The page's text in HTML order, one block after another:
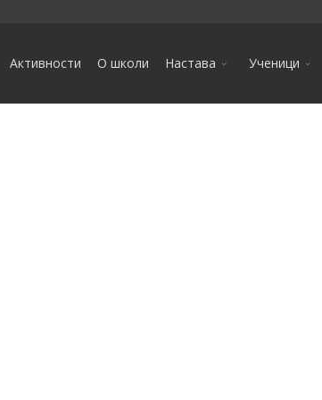
Активности О школи Настава Ученици